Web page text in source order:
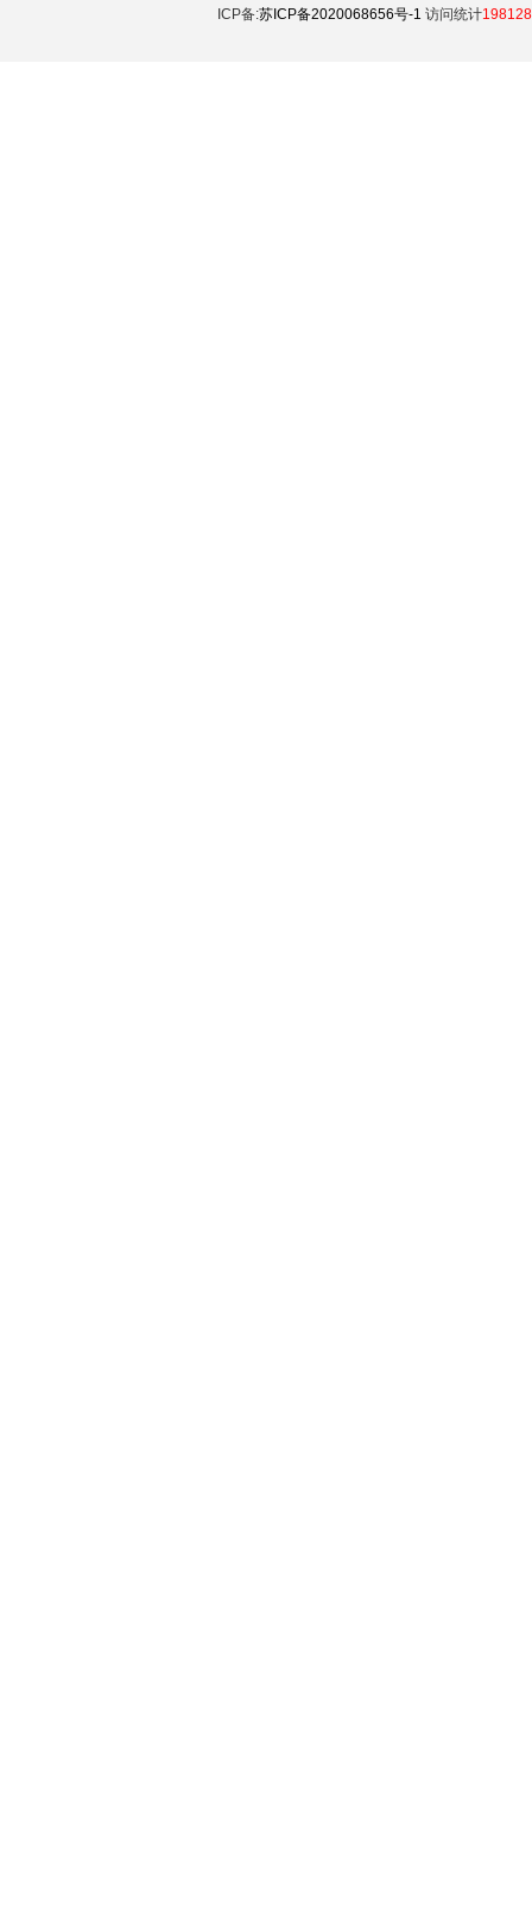
ICP备:苏ICP备2020068656号-1 访问统计198128